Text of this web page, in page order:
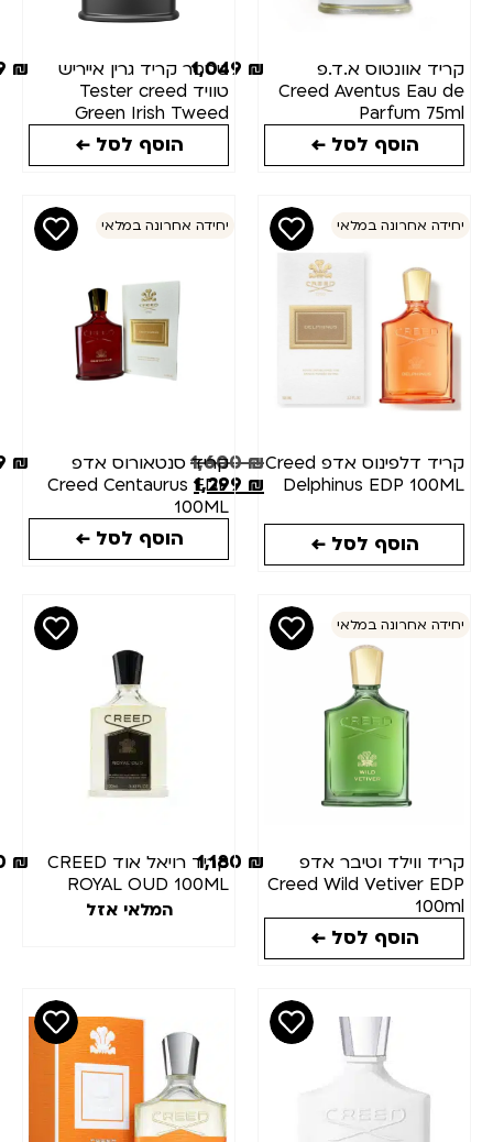
מצב
אוונטוס א.ד.פ
Creed Aventus Eau
Parfum
1,049
הוסף לסל ←
טסטר קריד גרין אייריש
טוויד Tester creed
Green Irish Tweed
799 ₪
הוסף לסל ←
אחרונה במלאי
קריד דלפינוס אדפ Creed
Delphinus EDP
1,600₪
1,299₪
הוסף לסל ←
יחידה אחרונה במלאי
קריד סנטאורוס אדפ
Creed Centaurus EDP
100ML
1,499
הוסף לסל ←
אחרונה במלאי
ווילד וטיבר אדפ
Creed Wild Vetiver
1,180 ₪
הוסף לסל ←
קריד רויאל אוד CREED
ROYAL OUD 100ML
1,150₪
המלאי אזל